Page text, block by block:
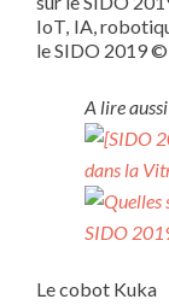
IoT, IA,
le SIDO 2019©
A lire aussi
Le cobot Kuka